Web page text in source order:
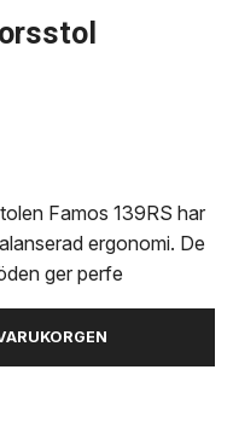
Famos 139RS har
ergonomi. De
ger perfe